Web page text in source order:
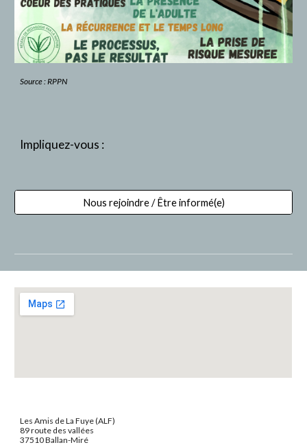
Source : RPPN
Impliquez-vous :
Nous rejoindre / Être informé(e)
Les Amis de La Fuye (ALF)
89 route des vallées
37510 Ballan-Miré